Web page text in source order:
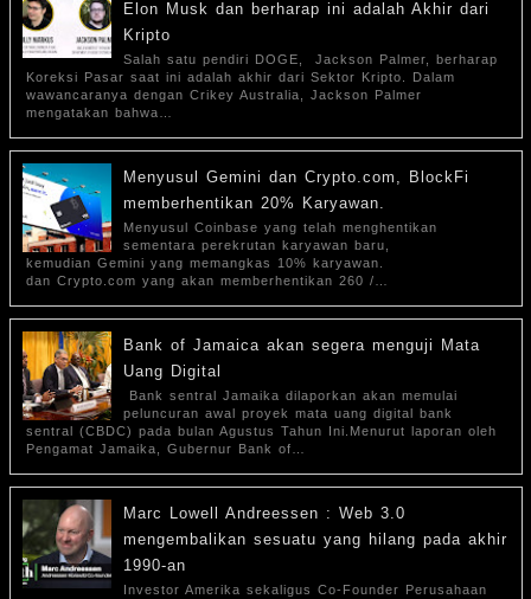
Elon Musk dan berharap ini adalah Akhir dari
Kripto
Salah satu pendiri DOGE, Jackson Palmer, berharap
Koreksi Pasar saat ini adalah akhir dari Sektor Kripto. Dalam
wawancaranya dengan Crikey Australia, Jackson Palmer
mengatakan bahwa…
Menyusul Gemini dan Crypto.com, BlockFi
memberhentikan 20% Karyawan.
Menyusul Coinbase yang telah menghentikan
sementara perekrutan karyawan baru,
kemudian Gemini yang memangkas 10% karyawan.
dan Crypto.com yang akan memberhentikan 260 /…
Bank of Jamaica akan segera menguji Mata
Uang Digital
Bank sentral Jamaika dilaporkan akan memulai
peluncuran awal proyek mata uang digital bank
sentral (CBDC) pada bulan Agustus Tahun Ini.Menurut laporan oleh
Pengamat Jamaika, Gubernur Bank of…
Marc Lowell Andreessen : Web 3.0
mengembalikan sesuatu yang hilang pada akhir
1990-an
Investor Amerika sekaligus Co-Founder Perusahaan